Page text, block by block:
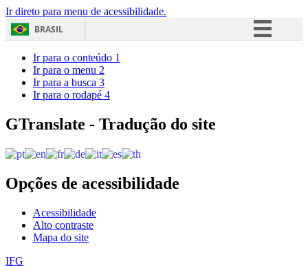
Ir direto para menu de acessibilidade.
BRASIL
Acesso à informação
Ir para o conteúdo 1
Ir para o menu 2
Ir para a busca 3
Ir para o rodapé 4
GTranslate - Tradução do site
Opções de acessibilidade
Acessibilidade
Alto contraste
Mapa do site
IFG